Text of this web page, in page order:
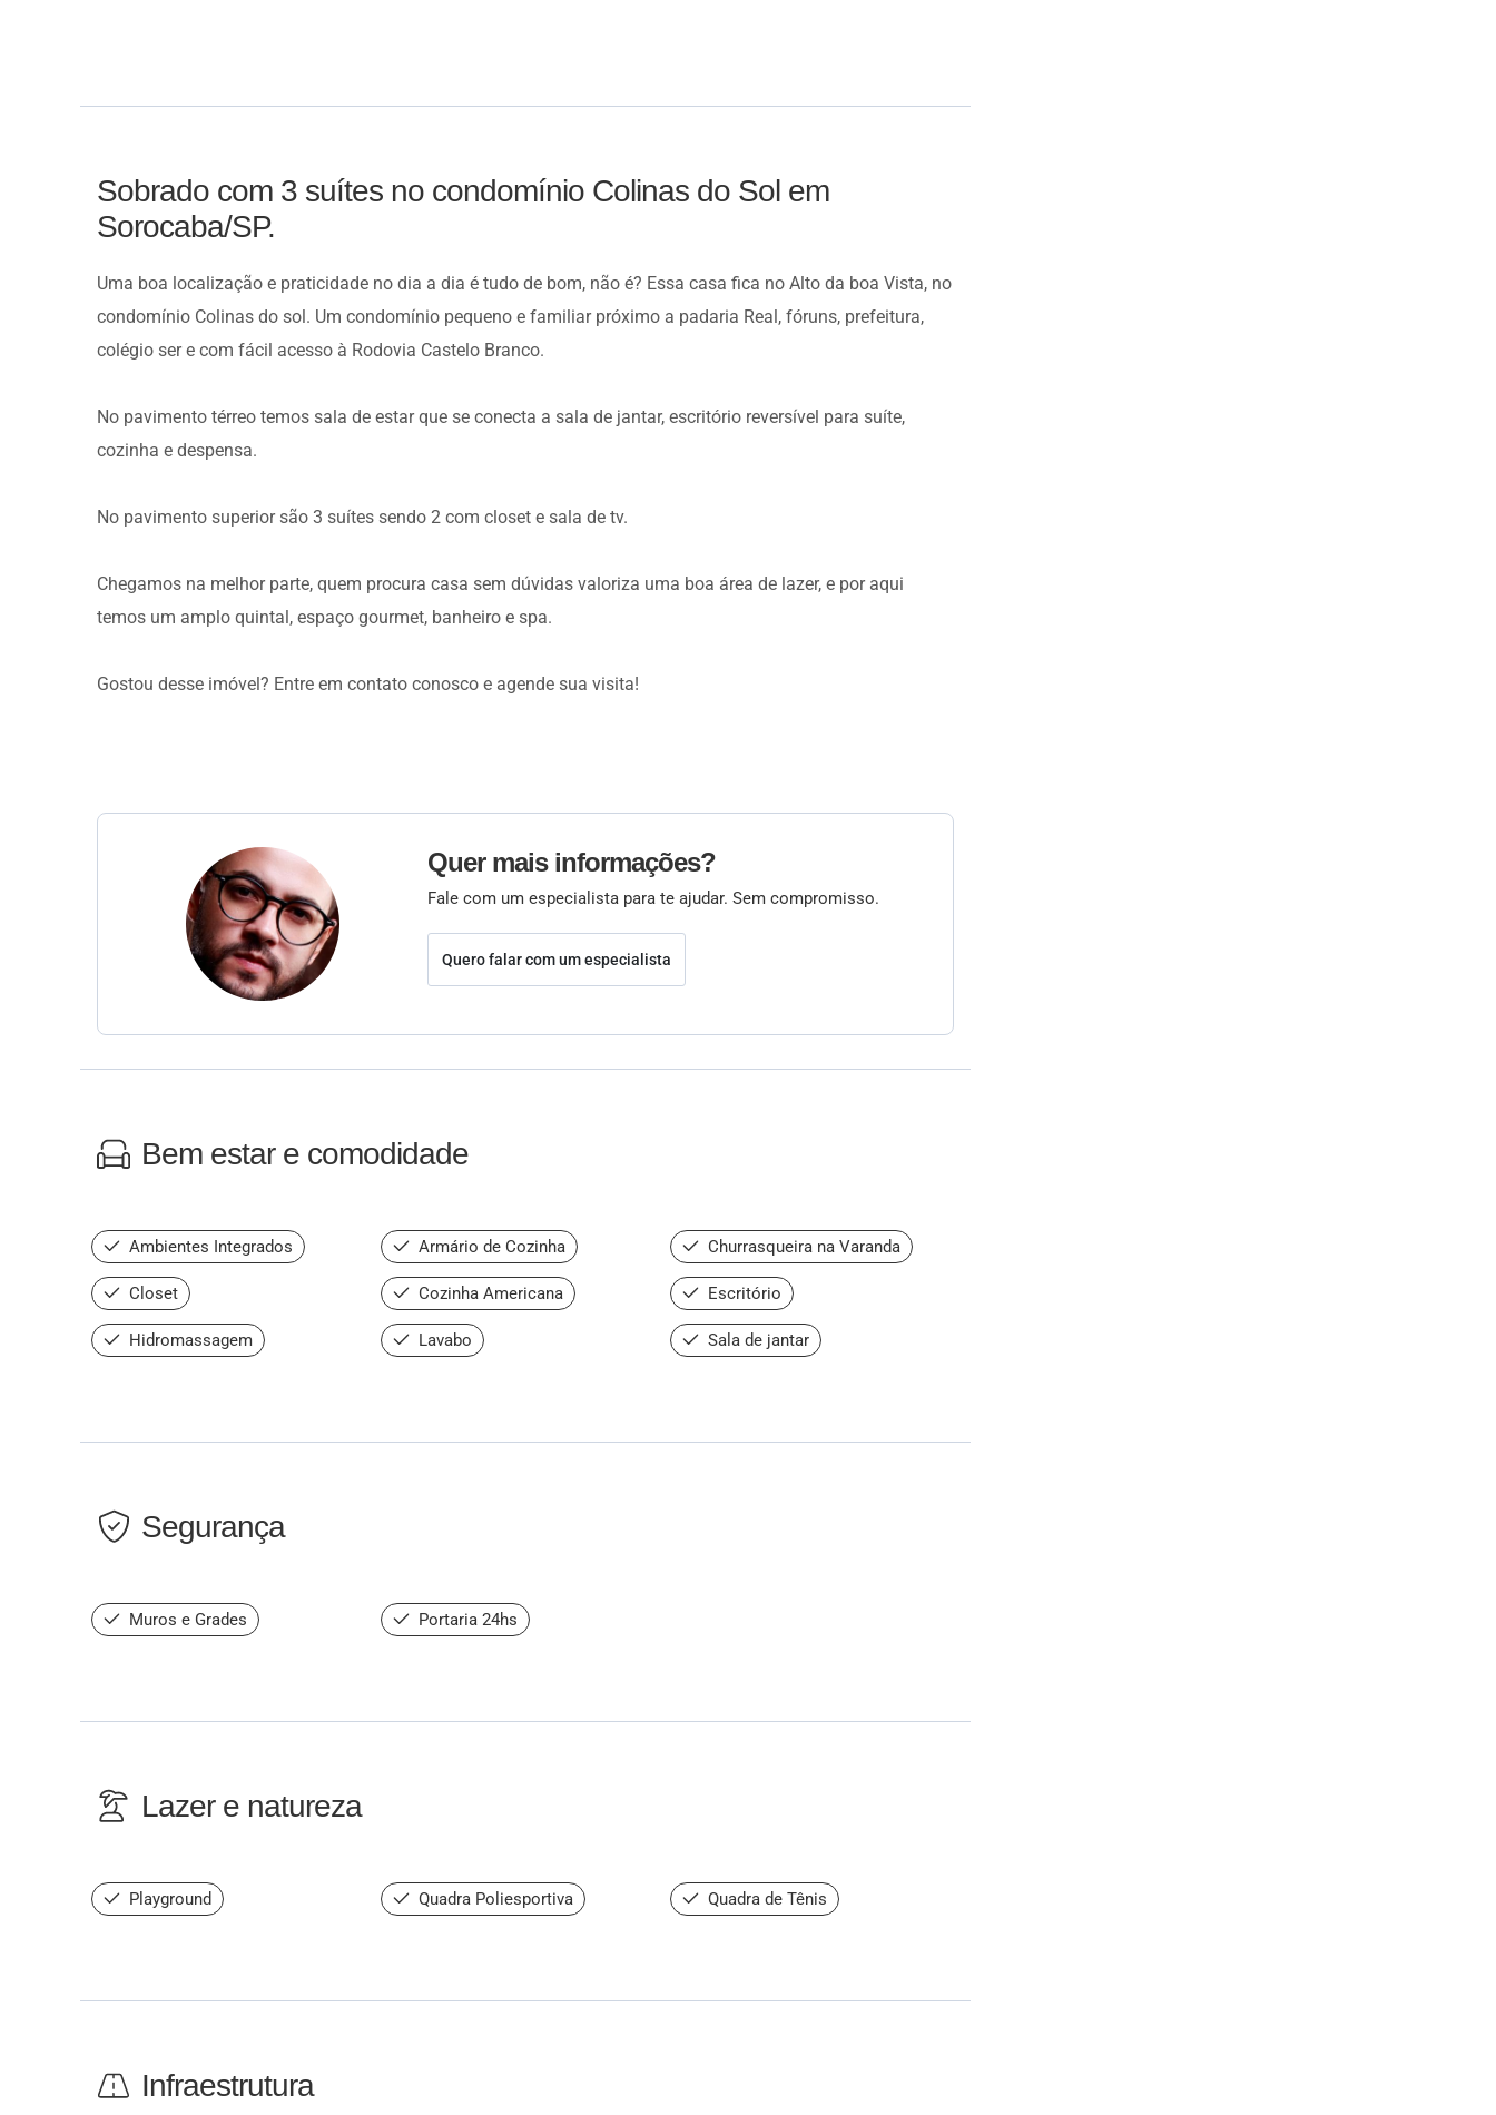
Sobrado com 3 suítes no condomínio Colinas do Sol em
Sorocaba/SP.
Uma boa localização e praticidade no dia a dia é tudo de bom, não é? Essa casa fica no Alto da boa Vista, no
condomínio Colinas do sol. Um condomínio pequeno e familiar próximo a padaria Real, fóruns, prefeitura,
colégio ser e com fácil acesso à Rodovia Castelo Branco.
No pavimento térreo temos sala de estar que se conecta a sala de jantar, escritório reversível para suíte,
cozinha e despensa.
No pavimento superior são 3 suítes sendo 2 com closet e sala de tv.
Chegamos na melhor parte, quem procura casa sem dúvidas valoriza uma boa área de lazer, e por aqui
temos um amplo quintal, espaço gourmet, banheiro e spa.
Gostou desse imóvel? Entre em contato conosco e agende sua visita!
Quer mais informações?
Fale com um especialista para te ajudar. Sem compromisso.
Quero falar com um especialista
Bem estar e comodidade
Ambientes Integrados Armário de Cozinha Churrasqueira na Varanda
Closet Cozinha Americana Escritório
Hidromassagem Lavabo Sala de jantar
Segurança
Muros e Grades Portaria 24hs
Lazer e natureza
Playground Quadra Poliesportiva Quadra de Tênis
Infraestrutura